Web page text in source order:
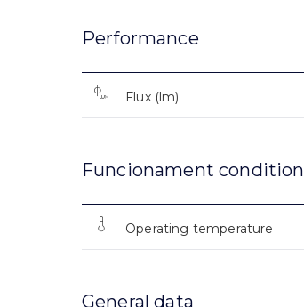
Performance
Flux (lm)
Funcionament condition
Operating temperature
General data